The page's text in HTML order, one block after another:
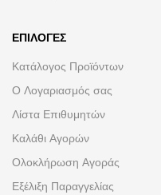
ΕΠΙΛΟΓΈΣ
Κατάλογος Προϊόντων
Ο Λογαριασμός σας
Λίστα Επιθυμητών
Καλάθι Αγορών
Ολοκλήρωση Αγοράς
Εξέλιξη Παραγγελίας